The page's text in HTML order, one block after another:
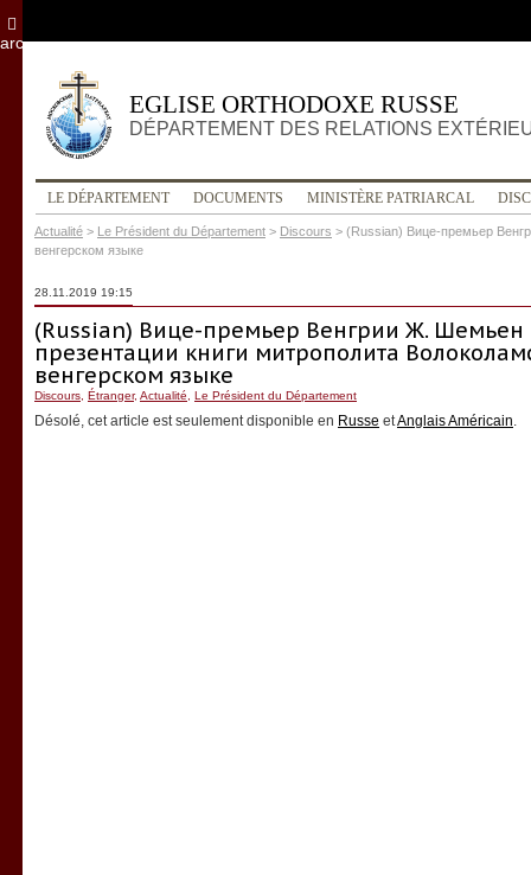
EGLISE ORTHODOXE RUSSE
DÉPARTEMENT DES RELATIONS
LE DÉPARTEMENT DOCUMENTS MINISTÈRE PATRIARCAL
Actualité > Le Président du Département > Discours > (Russian) Вице-премьер
венгерском языке
28.11.2019 19:15
(Russian) Вице-премьер Венгрии Ж. Шемьен
презентации книги митрополита
венгерском языке
Discours Étranger, Actualité Le Président du Département
Désolé, cet article est seulement disponible en Russe etAnglais Américain.
archives